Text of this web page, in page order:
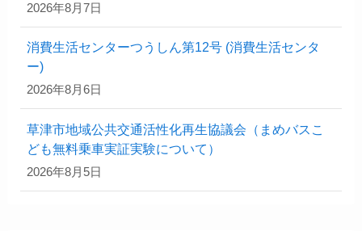
2026年8月7日
消費生活センターつうしん第12号 (消費生活センタ
ー)
2026年8月6日
草津市地域公共交通活性化再生協議会（まめバスこ
ども無料乗車実証実験について）
2026年8月5日